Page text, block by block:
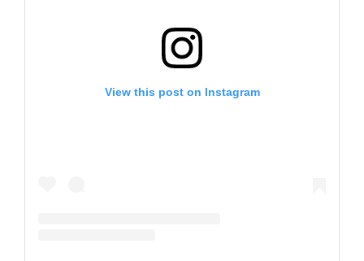
View this post on Instagram